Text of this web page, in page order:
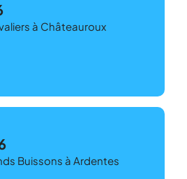
à Châteauroux
Buissons à Ardentes